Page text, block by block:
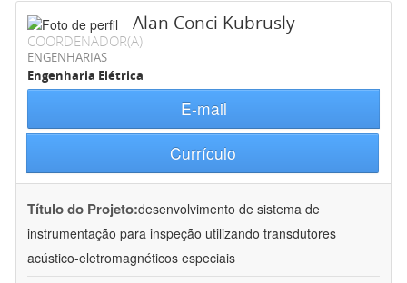
Alan Conci Kubrusly
COORDENADOR(A)
ENGENHARIAS
Engenharia Elétrica
E-mail
Currículo
Título do Projeto:desenvolvimento de sistema de
instrumentação para inspeção utilizando transdutores
acústico-eletromagnéticos especiais